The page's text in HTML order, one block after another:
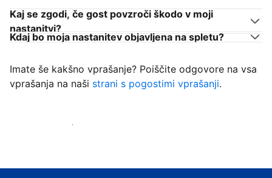
Kaj se zgodi, če gost povzroči škodo v moji
nastanitvi?
Kdaj bo moja nastanitev objavljena na spletu?
Imate še kakšno vprašanje? Poiščite odgovore na vsa
vprašanja na naši strani s pogostimi vprašanji.
Začni sprejemati goste